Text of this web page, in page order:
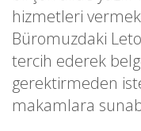
hizmetleri
Büromuzdaki
tercih ederek
gerektirmeden
makamlara